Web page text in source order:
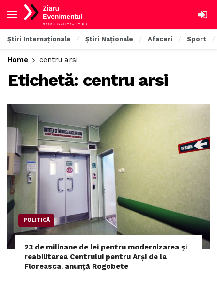
Știri Internaționale Știri Naționale Afaceri Sport
Home centru arsi
Etichetă: centru arsi
POLITICĂ
23 de milioane de lei pentru modernizarea și
reabilitarea Centrului pentru Arși de la
Floreasca, anunță Rogobete